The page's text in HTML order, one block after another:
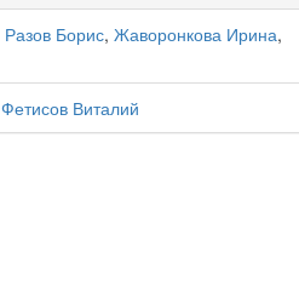
Разов Борис, Жаворонкова Ирина,
Фетисов Виталий